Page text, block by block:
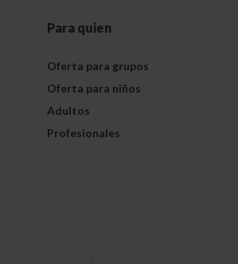
Para quien
Oferta para grupos
Oferta para niños
Adultos
Profesionales